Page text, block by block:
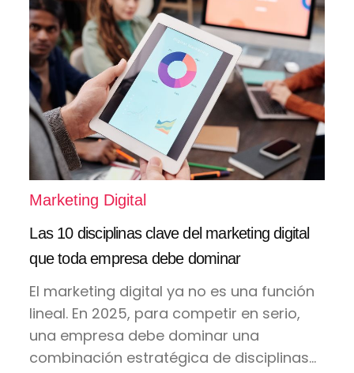
Marketing Digital
Las 10 disciplinas clave del marketing digital
que toda empresa debe dominar
El marketing digital ya no es una función
lineal. En 2025, para competir en serio,
una empresa debe dominar una
combinación estratégica de disciplinas...